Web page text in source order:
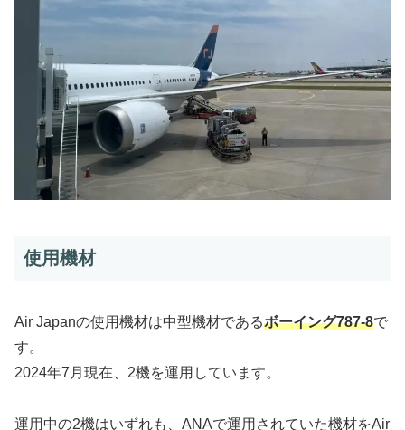
使用機材
Air Japanの使用機材は中型機材であるボーイング787-8で
す。
2024年7月現在、2機を運用しています。
運用中の2機はいずれも、ANAで運用されていた機材をAir